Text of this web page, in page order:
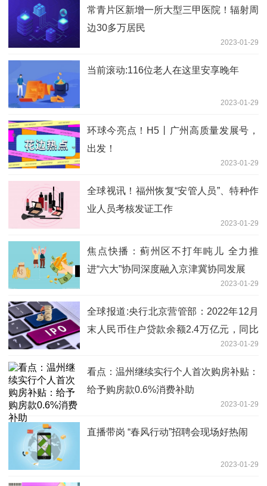
常青片区新增一所大型三甲医院！辐射周
边30多万居民
2023-01-29
当前滚动:116位老人在这里安享晚年
2023-01-29
环球今亮点！H5丨广州高质量发展号，
出发！
2023-01-29
全球视讯！福州恢复“安管人员”、特种作
业人员考核发证工作
2023-01-29
焦点快播：蓟州区不打年盹儿 全力推
进“六大”协同深度融入京津冀协同发展
2023-01-29
全球报道:央行北京营管部：2022年12月
末人民币住户贷款余额2.4万亿元，同比
2023-01-29
看点：温州继续实行个人首次购房补贴：
给予购房款0.6%消费补助
2023-01-29
直播带岗 “春风行动”招聘会现场好热闹
2023-01-29